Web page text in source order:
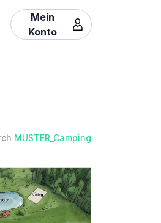
Mein
Konto
MUSTER_Camping